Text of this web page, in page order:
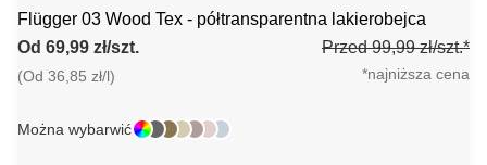
Flügger 03 Wood Tex - półtransparentna lakierobejca
Od 69,99 zł/szt.
(Od 36,85 zł/l)
Przed 99,99 zł/szt.*
*najniższa cena
Można wybarwić